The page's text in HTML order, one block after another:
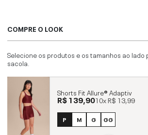
COMPRE O LOOK
Selecione os produtos e os tamanhos ao lado
sacola.
Shorts Fit Allure® Adaptiv
R$ 139,9010xR$ 13,99
P M G GG